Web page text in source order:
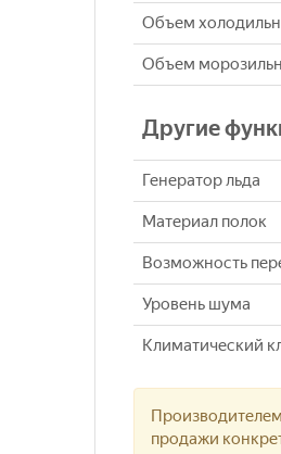
Объем
Объем
Другие
Генератор льда
Материал полок
Возможность
Уровень шума
Климатический
продажи